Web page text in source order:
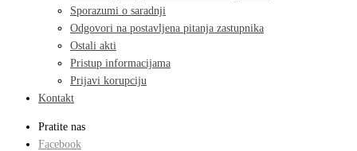
Sporazumi o saradnji
Odgovori na postavljena pitanja zastupnika
Ostali akti
Pristup informacijama
Prijavi korupciju
Kontakt
Pratite nas
Facebook